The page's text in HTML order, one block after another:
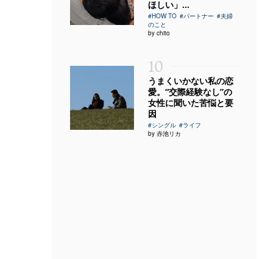
ほしい」...
#HOW TO #パートナー #夫婦
のこと
by chito
10
うまくいかない私の恋
愛。“交際経験なし”の
女性に聞いた苦悩と要
因
#シングル #ライフ
by 赤池リカ